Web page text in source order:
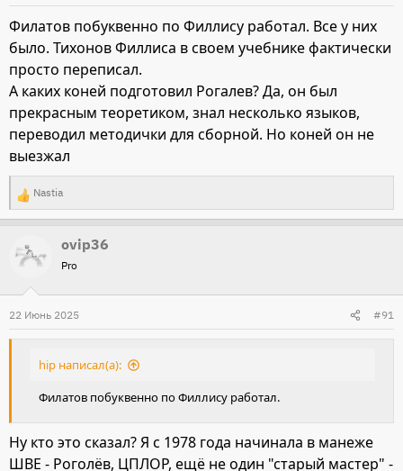
и
:
Филатов побуквенно по Филлису работал. Все у них
было. Тихонов Филлиса в своем учебнике фактически
просто переписал.
А каких коней подготовил Рогалев? Да, он был
прекрасным теоретиком, знал несколько языков,
переводил методички для сборной. Но коней он не
выезжал
Р
е
а
к
и
и
Nastia
ovip36
Pro
22 Июнь 2025 #91
hip написал(а):
Филатов побуквенно по Филлису работал.
Ну кто это сказал? Я с 1978 года начинала в манеже
ШВЕ - Роголёв, ЦПЛОР, ещё не один "старый мастер" -